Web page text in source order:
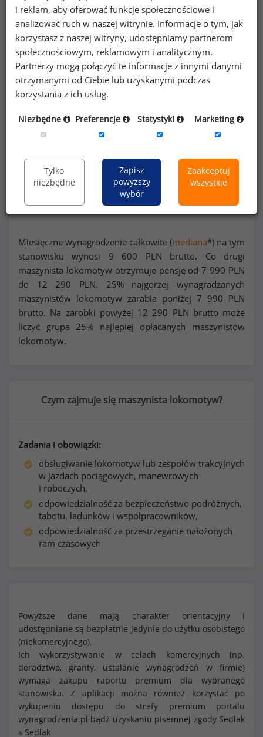
Poszukujesz szczegółowych danych o
wynagrodzeniachmaszynistów lokomotyw
lub na innych stanowiskach?
Dowiedz się więcej
Wykorzystaj kod
Rozkład zarobków na stanowisku maszynista
lokomotyw
Miesięczne wynagrodzenie całkowite (mediana*) na tym
stanowisku wynosi 9 600 PLN brutto. Co drugi
maszynista lokomotyw otrzymuje pensję od7 990 PLN
do 12 290 PLN. 25% najgorzej wynagradzanych
maszynistów lokomotyw zarabia poniżej 7 990 PLN
brutto. Na zarobki powyżej 12 290 PLN brutto może
liczyć grupa 25% najlepiej opłacanych maszynistów
lokomotyw.
Czym zajmuje się maszynista lokomotyw?
Zadania i obowiązki:
obsługiwanie lokomotyw lub zespołów trakcyjnych
w jazdach pociągowych, manewrowych
i roboczych,
odpowiedzialność za bezpieczeństwo podróżnych,
tabotu, ładunków i współpracowników,
odpowiedzialność za przestrzeganie nałożonych
ram czasowych
Powyższe dane mają charakter orientacyjny i
udostępniane są bezpłatnie jedynie do użytku osobistego
(niekomercyjnego).
Ich wykorzystywanie w celach komercyjnych (np.
doradztwo, granty, ustalanie wynagrodzeń w firmie)
wymaga zakupu raportu premium dla wybranego
stanowiska. Z aplikacji można również korzystać po
wykupeniu dostępu do strefy premium portalu
wynagrodzenia.pl bądź uzyskaniu pisemnej zgody Sedlak
& Sedlak
i reklam, aby oferować funkcje społecznościowe i
analizować ruch w naszej witrynie. Informacje o tym, jak
korzystasz z naszej witryny, udostępniamy partnerom
społecznościowym, reklamowym i analitycznym.
Partnerzy mogą połączyć te informacje z innymi danymi
otrzymanymi od Ciebie lub uzyskanymi podczas
korzystania z ich usług.
Niezbędne Preferencje Statystyki Marketing
Tylko
niezbędne
Zapisz
powyższy
wybór
Zaakceptuj
wszystkie